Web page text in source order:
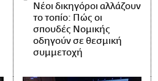
Νέοι δικηγόροι αλλάζουν
το τοπίο: Πώς οι
σπουδές Νομικής
οδηγούν σε θεσμική
συμμετοχή